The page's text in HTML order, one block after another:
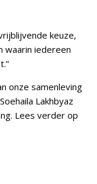
keuze,
waarin iedereen
onze samenleving
Lakhbyaz
Lees verder op